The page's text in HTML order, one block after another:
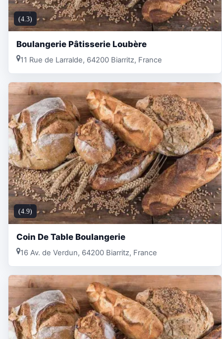
(4.3)
Boulangerie Pâtisserie Loubère
11 Rue de Larralde, 64200 Biarritz, France
(4.9)
Coin De Table Boulangerie
16 Av. de Verdun, 64200 Biarritz, France